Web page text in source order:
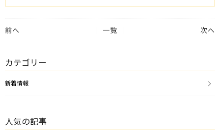
前へ 次へ
│ 一覧 │
カテゴリー
新着情報
人気の記事